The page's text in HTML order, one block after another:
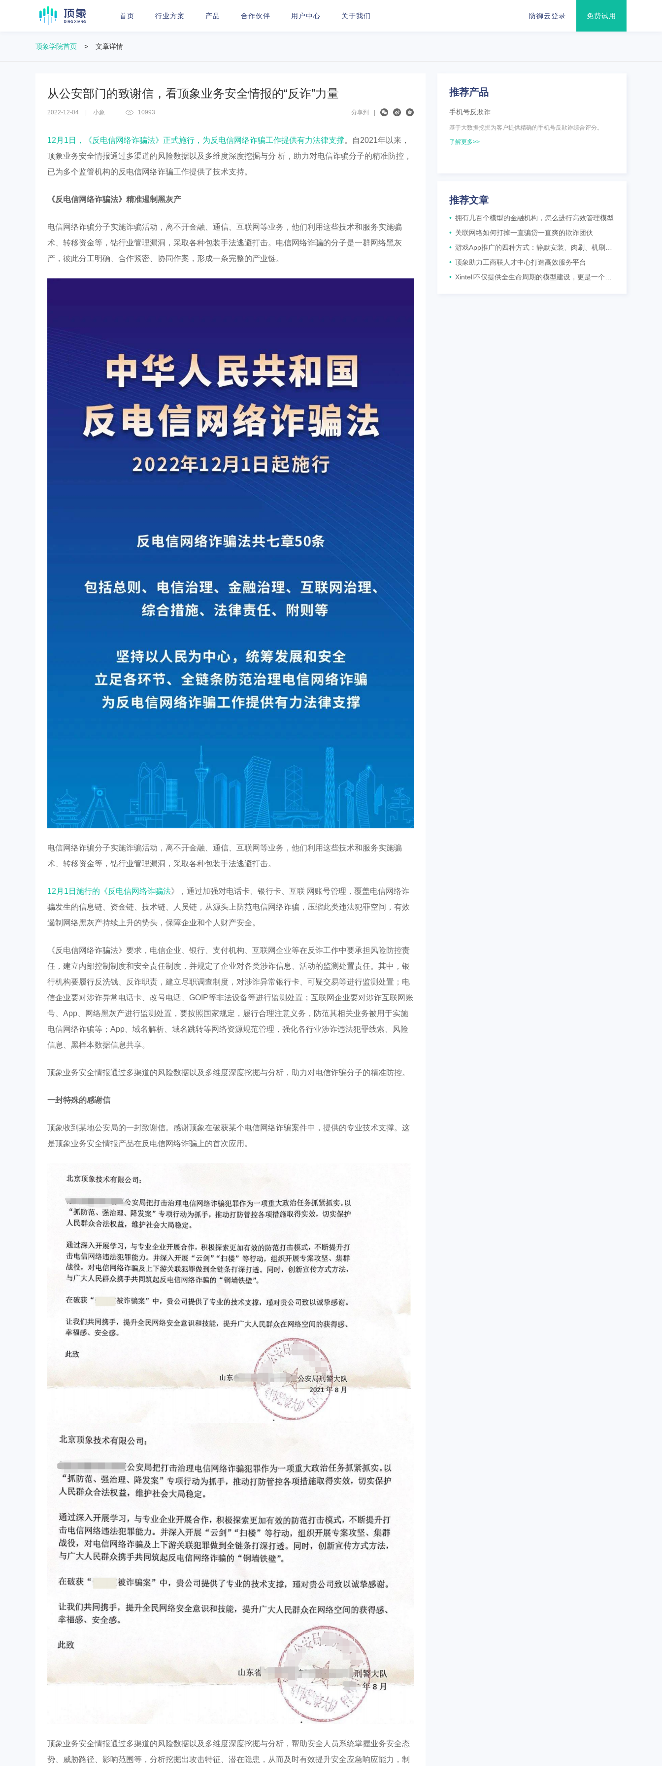
首页 行业方案 产品 合作伙伴 用户中心 关于我们 防御云登录 免费试用
顶象学院首页 > 文章详情
从公安部门的致谢信，看顶象业务安全情报的“反诈”力量
2022-12-04 小象 10993 分享到
12月1日，《反电信网络诈骗法》正式施行，为反电信网络诈骗工作提供有力法律支撑。自2021年以来，
顶象业务安全情报通过多渠道的风险数据以及多维度深度挖掘与分 析，助力对电信诈骗分子的精准防控，
已为多个监管机构的反电信网络诈骗工作提供了技术支持。
《反电信网络诈骗法》精准遏制黑灰产
电信网络诈骗分子实施诈骗活动，离不开金融、通信、互联网等业务，他们利用这些技术和服务实施骗
术、转移资金等，钻行业管理漏洞，采取各种包装手法逃避打击。电信网络诈骗的分子是一群网络黑灰
产，彼此分工明确、合作紧密、协同作案，形成一条完整的产业链。
电信网络诈骗分子实施诈骗活动，离不开金融、通信、互联网等业务，他们利用这些技术和服务实施骗
术、转移资金等，钻行业管理漏洞，采取各种包装手法逃避打击。
12月1日施行的《反电信网络诈骗法》，通过加强对电话卡、银行卡、互联 网账号管理，覆盖电信网络诈
骗发生的信息链、资金链、技术链、人员链，从源头上防范电信网络诈骗，压缩此类违法犯罪空间，有效
遏制网络黑灰产持续上升的势头，保障企业和个人财产安全。
《反电信网络诈骗法》要求，电信企业、银行、支付机构、互联网企业等在反诈工作中要承担风险防控责
任，建立内部控制制度和安全责任制度，并规定了企业对各类涉诈信息、活动的监测处置责任。其中，银
行机构要履行反洗钱、反诈职责，建立尽职调查制度，对涉诈异常银行卡、可疑交易等进行监测处置；电
信企业要对涉诈异常电话卡、改号电话、GOIP等非法设备等进行监测处置；互联网企业要对涉诈互联网账
号、App、网络黑灰产进行监测处置，要按照国家规定，履行合理注意义务，防范其相关业务被用于实施
电信网络诈骗等；App、域名解析、域名跳转等网络资源规范管理，强化各行业涉诈违法犯罪线索、风险
信息、黑样本数据信息共享。
顶象业务安全情报通过多渠道的风险数据以及多维度深度挖掘与分析，助力对电信诈骗分子的精准防控。
一封特殊的感谢信
顶象收到某地公安局的一封致谢信。感谢顶象在破获某个电信网络诈骗案件中，提供的专业技术支撑。这
是顶象业务安全情报产品在反电信网络诈骗上的首次应用。
顶象业务安全情报通过多渠道的风险数据以及多维度深度挖掘与分析，帮助安全人员系统掌握业务安全态
势、威胁路径、影响范围等，分析挖掘出攻击特征、潜在隐患，从而及时有效提升安全应急响应能力，制
推荐产品
手机号反欺诈
基于大数据挖掘为客户提供精确的手机号反欺诈综合评分。
了解更多>>
推荐文章
• 拥有几百个模型的金融机构，怎么进行高效管理模型
• 关联网络如何打掉一直骗贷一直爽的欺诈团伙
• 游戏App推广的四种方式：静默安装、肉刷、机刷、积分墙
• 顶象助力工商联人才中心打造高效服务平台​
• Xintell不仅提供全生命周期的模型建设，更是一个智能数据中台